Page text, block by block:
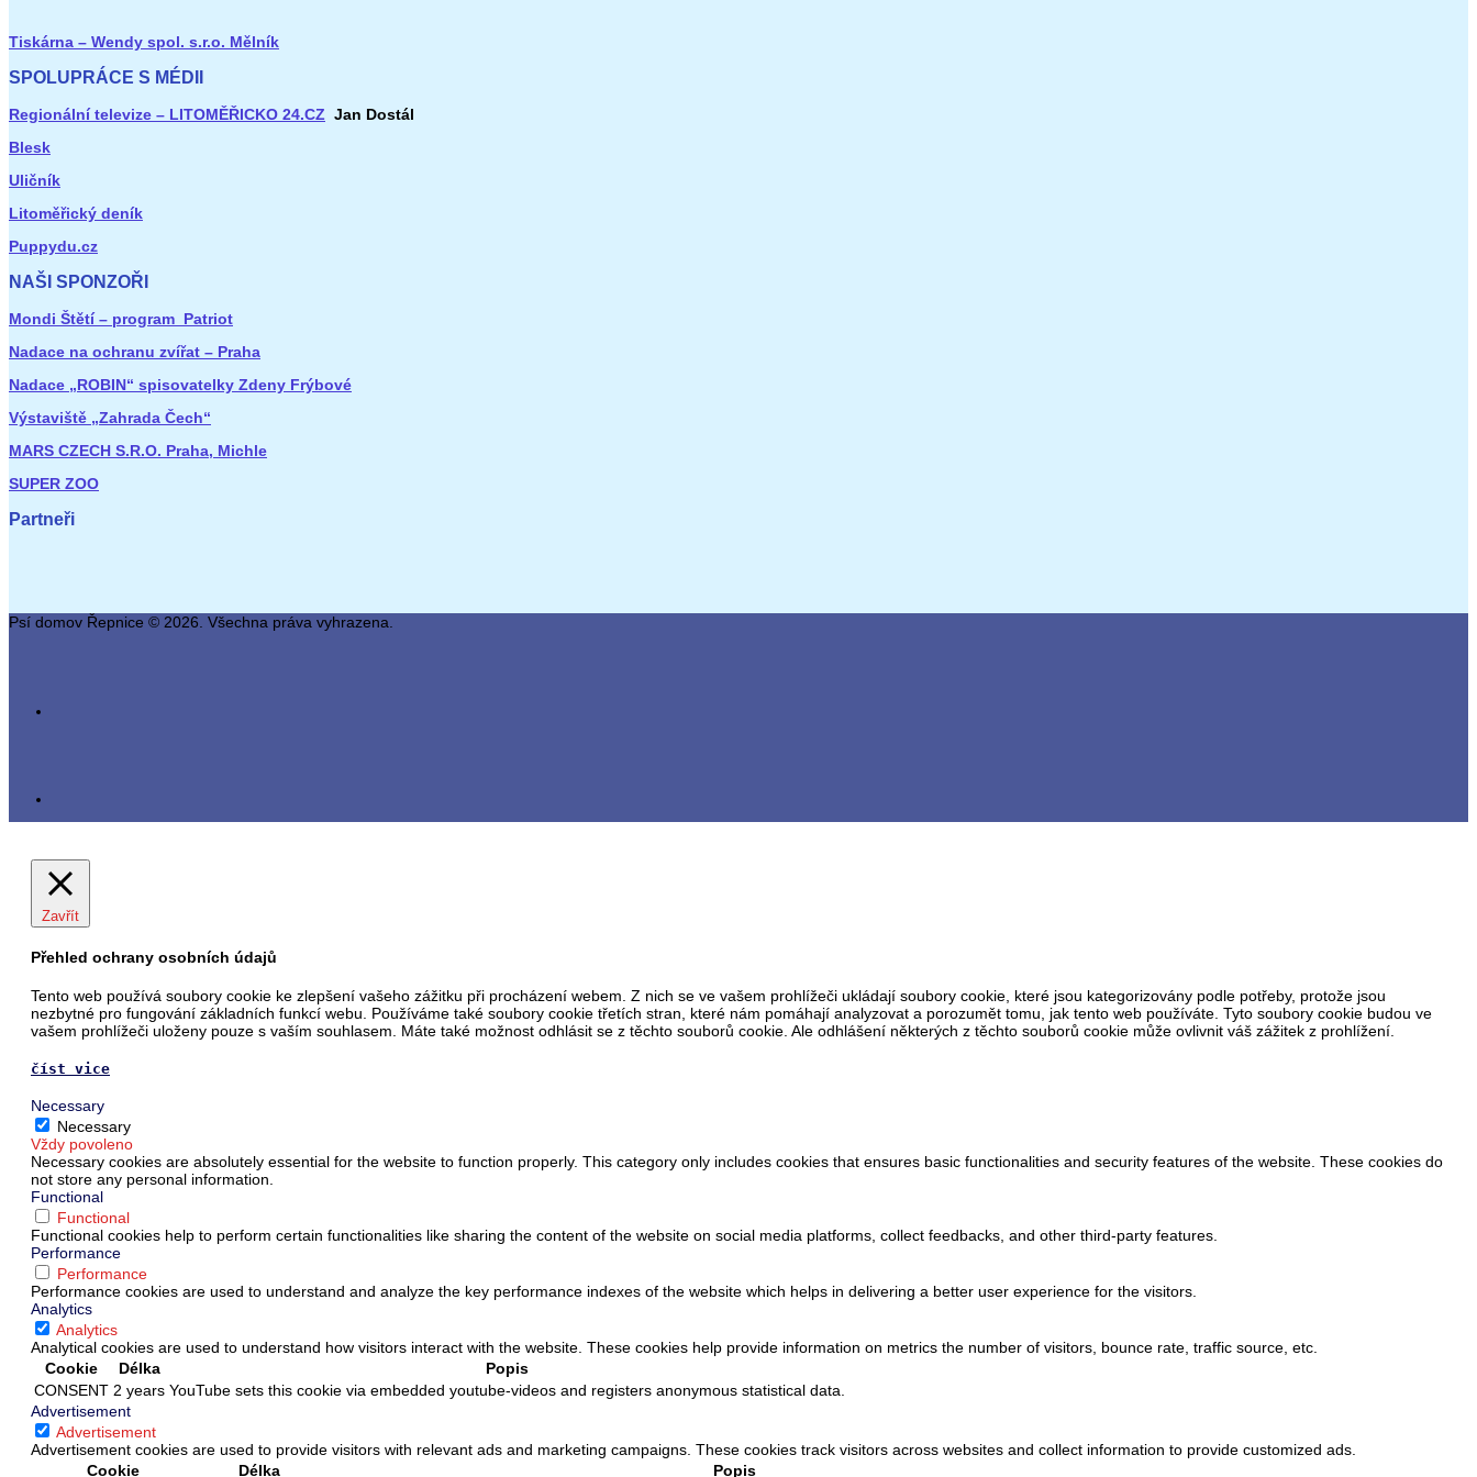
Tiskárna – Wendy spol. s.r.o. Mělník
SPOLUPRÁCE S MÉDII
Regionální televize – LITOMĚŘICKO 24.CZ Jan Dostál
Blesk
Uličník
Litoměřický deník
Puppydu.cz
NAŠI SPONZOŘI
Mondi Štětí – program Patriot
Nadace na ochranu zvířat – Praha
Nadace „ROBIN“ spisovatelky Zdeny Frýbové
Výstaviště „Zahrada Čech“
MARS CZECH S.R.O. Praha, Michle
SUPER ZOO
Partneři
Psí domov Řepnice © 2026. Všechna práva vyhrazena.
Zavřít
Přehled ochrany osobních údajů
Tento web používá soubory cookie ke zlepšení vašeho zážitku při procházení webem. Z nich se ve vašem prohlížeči ukládají soubory cookie, které jsou kategorizovány podle potřeby, protože jsou
nezbytné pro fungování základních funkcí webu. Používáme také soubory cookie třetích stran, které nám pomáhají analyzovat a porozumět tomu, jak tento web používáte. Tyto soubory cookie budou ve
vašem prohlížeči uloženy pouze s vaším souhlasem. Máte také možnost odhlásit se z těchto souborů cookie. Ale odhlášení některých z těchto souborů cookie může ovlivnit váš zážitek z prohlížení.
číst vice
Necessary
Necessary
Vždy povoleno
Necessary cookies are absolutely essential for the website to function properly. This category only includes cookies that ensures basic functionalities and security features of the website. These cookies do
not store any personal information.
Functional
Functional
Functional cookies help to perform certain functionalities like sharing the content of the website on social media platforms, collect feedbacks, and other third-party features.
Performance
Performance
Performance cookies are used to understand and analyze the key performance indexes of the website which helps in delivering a better user experience for the visitors.
Analytics
Analytics
Analytical cookies are used to understand how visitors interact with the website. These cookies help provide information on metrics the number of visitors, bounce rate, traffic source, etc.
Cookie
Délka
Popis
CONSENT 2 years YouTube sets this cookie via embedded youtube-videos and registers anonymous statistical data.
Advertisement
Advertisement
Advertisement cookies are used to provide visitors with relevant ads and marketing campaigns. These cookies track visitors across websites and collect information to provide customized ads.
Cookie
Délka Popis